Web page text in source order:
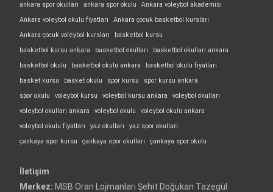
ankara spor okulları
ankara spor okulu
Ankara voleybol akademisi
Ankara voleybol okulu fiyatları
Ankara çocuk basketbol kursları
Ankara çocuk voleybol kursları
basketbol kursu
basketbol kursu ankara
basketbol okulları
basketbol okulları ankara
basketbol okulu
basketbol okulu ankara
basketbol okulu fiyatları
basket kursu
basket okulu spor kursu
spor kursu ankara
spor okulu
voleybol kursu voleybol kursu ankara
voleybol okulları
voleybol okulları ankara
voleybol okulu
voleybol okulu ankara
voleybol okulu fiyatları
yaz okulları
yaz spor okulları
çankaya spor kursu
çankaya spor okulları çankaya spor okulu
İletişim
Merkez: MSB Oran Lojmanları Şehit Doğukan Tazegül